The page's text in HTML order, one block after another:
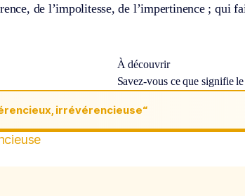
de l’impolitesse, de l’impertinence ; qui
À découvrir
Savez-vous ce que signifie
irrévérencieuse“